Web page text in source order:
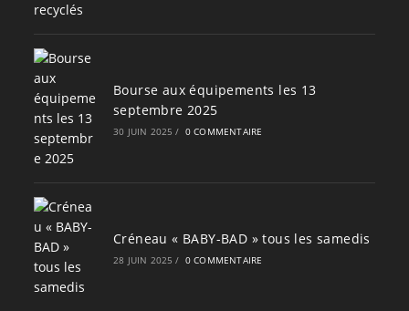
Bourse aux équipements les 13
septembre 2025
30 JUIN 2025 / 0 COMMENTAIRE
Créneau « BABY-BAD » tous les samedis
28 JUIN 2025 / 0 COMMENTAIRE